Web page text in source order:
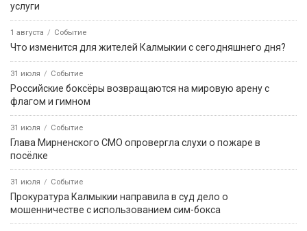
услуги
1 августа Событие
Что изменится для жителей Калмыкии с сегодняшнего дня?
31 июля Событие
Российские боксёры возвращаются на мировую арену с
флагом и гимном
31 июля Событие
Глава Мирненского СМО опровергла слухи о пожаре в
посёлке
31 июля Событие
Прокуратура Калмыкии направила в суд дело о
мошенничестве с использованием сим-бокса